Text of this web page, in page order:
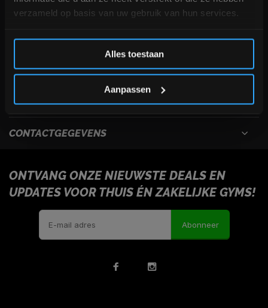
verzameld op basis van uw gebruik van hun services.
Alles toestaan
Aanpassen
USEFULL LINKS
INFORMATIE
CONTACTGEGEVENS
ONTVANG ONZE NIEUWSTE DEALS EN
UPDATES VOOR THUIS ÉN ZAKELIJKE GYMS!
Abonneer
Inschrijven
*Verzendkosten vallen buiten de korting